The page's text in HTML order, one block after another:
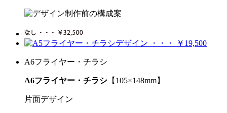
A6フライヤー・チラシ
A6フライヤー・チラシ 【105×148mm】
片面デザイン